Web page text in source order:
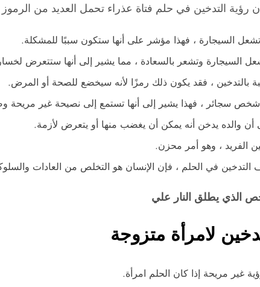
رؤية التدخين في حلم فتاة عذراء تحمل العديد من
تشعل السيجارة ، فهذا مؤشر على أنها ستكون سببًا للمشكلة.
السيجارة وتشعر بالسعادة ، مما يشير إلى أنها ستتعرض
بالتدخين ، فقد يكون ذلك رمزًا لأنه سيخضع للصحة أو المرض.
شخص سجائر ، فهذا يشير إلى أنها تستمع إلى نصيحة غير مريحة
أن والده يدخن أنه يمكن أن يغضب منها أو يتعرض لأزمة.
الفريد ، وهو أمر محزن.
التدخين في الحلم ، فإن الإنسان هو التخلص من العادات
الذي يطلق النار علي
لامرأة متزوجة
غير مريحة إذا كان الحلم امرأة.